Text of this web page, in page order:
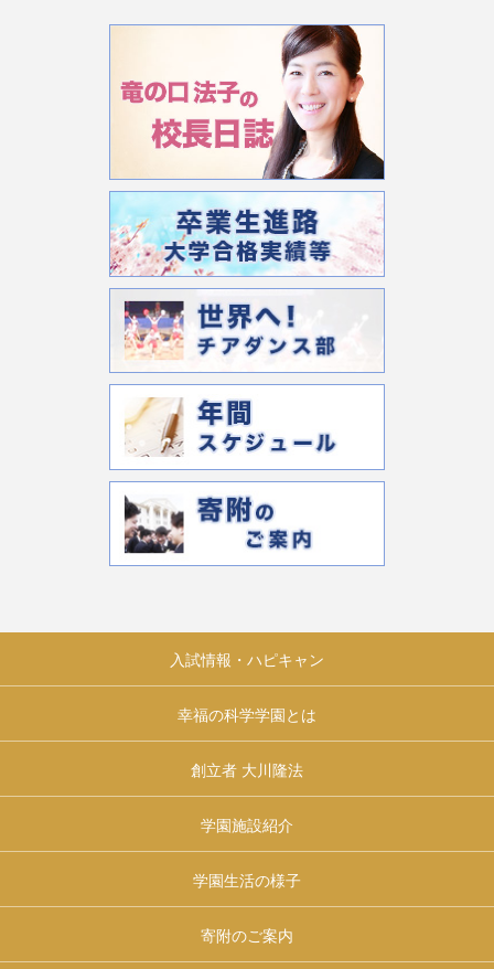
入試情報・ハピキャン
幸福の科学学園とは
創立者 大川隆法
学園施設紹介
学園生活の様子
寄附のご案内